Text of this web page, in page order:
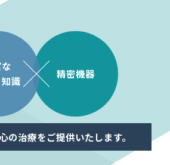
識
精密機器
の治療をご提供いたします。